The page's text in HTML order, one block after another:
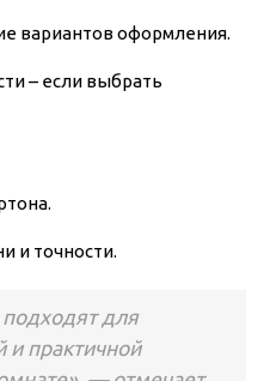
вариантов оформления.
– если выбрать
и точности.
для
и практичной